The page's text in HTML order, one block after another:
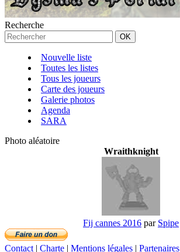
Recherche
Nouvelle liste
Toutes les listes
Tous les joueurs
Carte des joueurs
Galerie photos
Agenda
SARA
Photo aléatoire
Wraithknight
Fij cannes 2016 par Spipe
Contact| Charte | Mentions légales | Partenaires